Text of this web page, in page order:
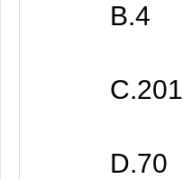
B.4
C.201
D.70